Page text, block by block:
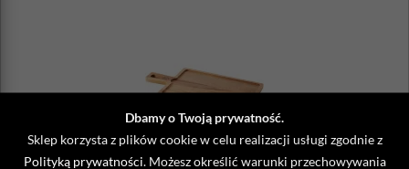
Dbamy o Twoją prywatność.
Sklep korzysta z plików cookie w celu realizacji usługi zgodnie z
Polityką prywatności . Możesz określić warunki przechowywania
RV-649181-3
Taca drewniana na talerz prostokątny Basalt Revol